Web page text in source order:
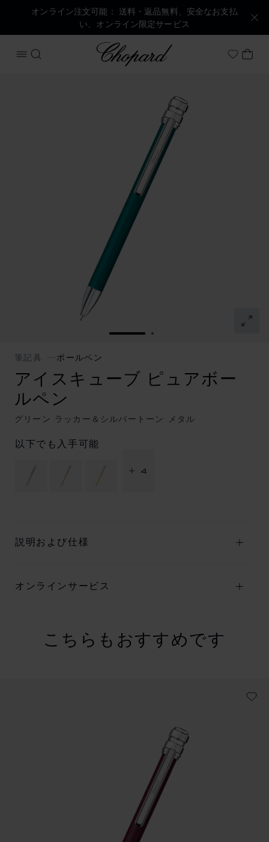
オンライン注文可能： 送料・返品無料、安全なお支払
い、オンライン限定サービス
メニューを開く
検索する
Chopard
Myマ
スライドに移動 1
スライドに移動 2
筆記具 ボールペン
アイスキューブ ピュアボー
ルペン
グリーン ラッカー＆シルバートーン メタル
以下でも入手可能
+ 4
説明および仕様
オンラインサービス
こちらもおすすめです